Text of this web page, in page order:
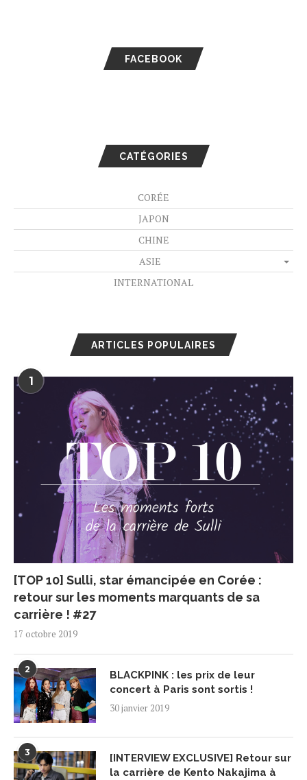
FACEBOOK
CATÉGORIES
CORÉE
JAPON
CHINE
ASIE
INTERNATIONAL
ARTICLES POPULAIRES
1
[TOP 10] Sulli, star émancipée en Corée :
retour sur les moments marquants de sa
carrière ! #27
17 octobre 2019
2
BLACKPINK : les prix de leur
concert à Paris sont sortis !
30 janvier 2019
3
[INTERVIEW EXCLUSIVE] Retour sur
la carrière de Kento Nakajima à